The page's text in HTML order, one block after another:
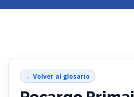
← Volver al glosario